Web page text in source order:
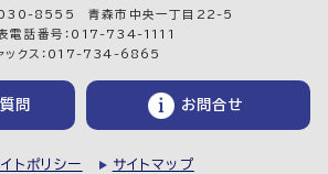
8555 青森市中央一丁目22-5
電話番号：017-734-1111
ックス：017-734-6865
問 お問合せ
トポリシー サイトマップ